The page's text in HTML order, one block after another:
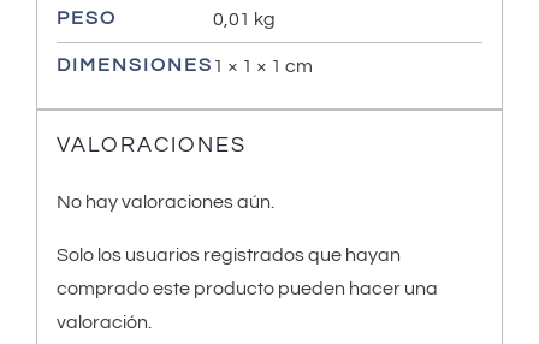
PESO 0,01 kg
DIMENSIONES 1 × 1 × 1 cm
VALORACIONES
No hay valoraciones aún.
Solo los usuarios registrados que hayan
comprado este producto pueden hacer una
valoración.